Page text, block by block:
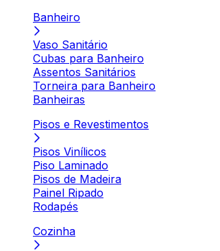
Banheiro
Vaso Sanitário
Cubas para Banheiro
Assentos Sanitários
Torneira para Banheiro
Banheiras
Pisos e Revestimentos
Pisos Vinílicos
Piso Laminado
Pisos de Madeira
Painel Ripado
Rodapés
Cozinha